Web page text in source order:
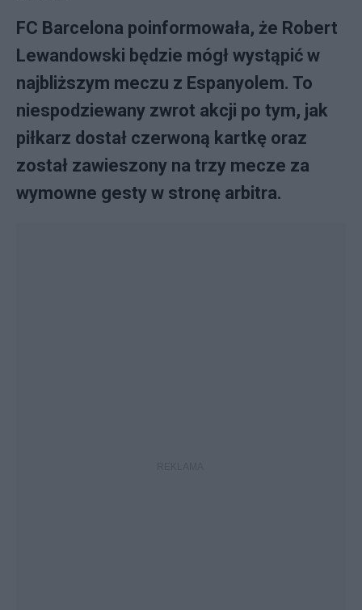
FC Barcelona poinformowała, że Robert
Lewandowski będzie mógł wystąpić w
najbliższym meczu z Espanyolem. To
niespodziewany zwrot akcji po tym, jak
piłkarz dostał czerwoną kartkę oraz
został zawieszony na trzy mecze za
wymowne gesty w stronę arbitra.